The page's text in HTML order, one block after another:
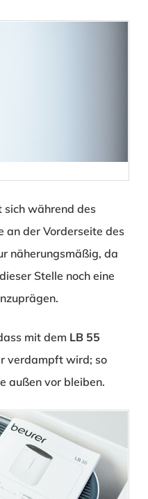
sich während des
an der Vorderseite des
näherungsmäßig, da
Stelle noch eine
mit dem LB 55
verdampft wird; so
außen vor bleiben.